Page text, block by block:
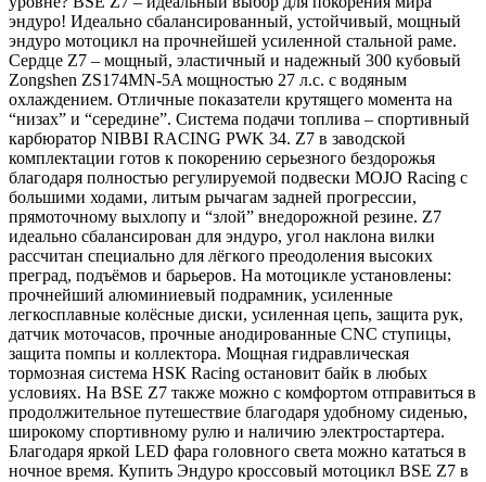
эндуро! Идеально сбалансированный, устойчивый, мощный
эндуро мотоцикл на прочнейшей усиленной стальной раме.
Сердце Z7 – мощный, эластичный и надежный 300 кубовый
Zongshen ZS174MN-5A мощностью 27 л.с. с водяным
охлаждением. Отличные показатели крутящего момента на
“низах” и “середине”. Система подачи топлива – спортивный
карбюратор NIBBI RACING PWK 34. Z7 в заводской
комплектации готов к покорению серьезного бездорожья
благодаря полностью регулируемой подвески MOJO Racing c
большими ходами, литым рычагам задней прогрессии,
прямоточному выхлопу и “злой” внедорожной резине. Z7
идеально сбалансирован для эндуро, угол наклона вилки
рассчитан специально для лёгкого преодоления высоких
преград, подъёмов и барьеров. На мотоцикле установлены:
прочнейший алюминиевый подрамник, усиленные
легкосплавные колёсные диски, усиленная цепь, защита рук,
датчик моточасов, прочные анодированные CNC ступицы,
защита помпы и коллектора. Мощная гидравлическая
тормозная система HSК Racing остановит байк в любых
условиях. На BSE Z7 также можно с комфортом отправиться в
продолжительное путешествие благодаря удобному сиденью,
широкому спортивному рулю и наличию электростартера.
Благодаря яркой LED фара головного света можно кататься в
ночное время. Купить Эндуро кроссовый мотоцикл BSE Z7 в